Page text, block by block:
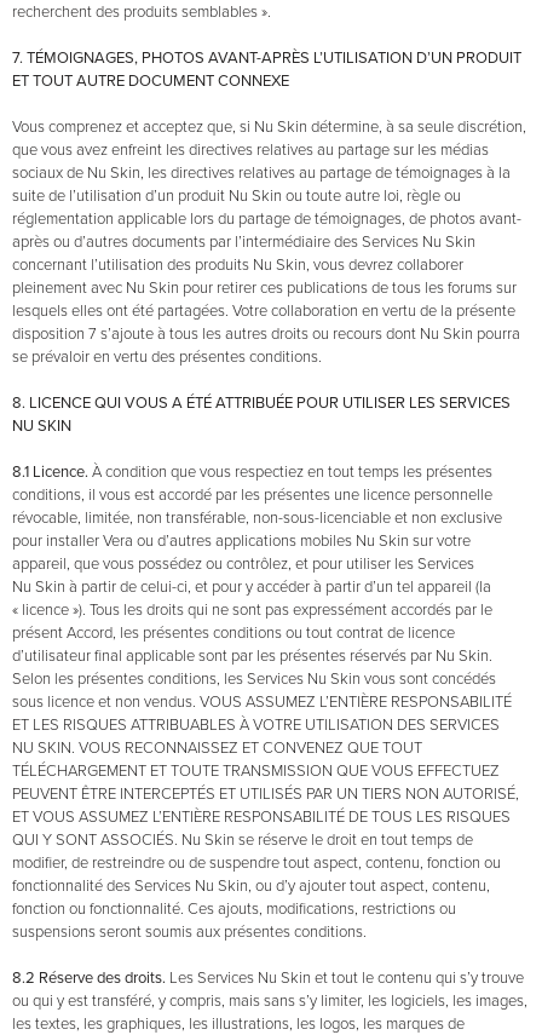
recherchent des produits semblables ».
7. TÉMOIGNAGES, PHOTOS AVANT-APRÈS L’UTILISATION D’UN PRODUIT
ET TOUT AUTRE DOCUMENT CONNEXE
Vous comprenez et acceptez que, si Nu Skin détermine, à sa seule discrétion,
que vous avez enfreint les directives relatives au partage sur les médias
sociaux de Nu Skin, les directives relatives au partage de témoignages à la
suite de l’utilisation d’un produit Nu Skin ou toute autre loi, règle ou
réglementation applicable lors du partage de témoignages, de photos avant-
après ou d’autres documents par l’intermédiaire des Services Nu Skin
concernant l’utilisation des produits Nu Skin, vous devrez collaborer
pleinement avec Nu Skin pour retirer ces publications de tous les forums sur
lesquels elles ont été partagées. Votre collaboration en vertu de la présente
disposition 7 s’ajoute à tous les autres droits ou recours dont Nu Skin pourra
se prévaloir en vertu des présentes conditions.
8. LICENCE QUI VOUS A ÉTÉ ATTRIBUÉE POUR UTILISER LES SERVICES
NU SKIN
8.1 Licence. À condition que vous respectiez en tout temps les présentes
conditions, il vous est accordé par les présentes une licence personnelle
révocable, limitée, non transférable, non-sous-licenciable et non exclusive
pour installer Vera ou d’autres applications mobiles Nu Skin sur votre
appareil, que vous possédez ou contrôlez, et pour utiliser les Services
Nu Skin à partir de celui-ci, et pour y accéder à partir d’un tel appareil (la
« licence »). Tous les droits qui ne sont pas expressément accordés par le
présent Accord, les présentes conditions ou tout contrat de licence
d’utilisateur final applicable sont par les présentes réservés par Nu Skin.
Selon les présentes conditions, les Services Nu Skin vous sont concédés
sous licence et non vendus. VOUS ASSUMEZ L’ENTIÈRE RESPONSABILITÉ
ET LES RISQUES ATTRIBUABLES À VOTRE UTILISATION DES SERVICES
NU SKIN. VOUS RECONNAISSEZ ET CONVENEZ QUE TOUT
TÉLÉCHARGEMENT ET TOUTE TRANSMISSION QUE VOUS EFFECTUEZ
PEUVENT ÊTRE INTERCEPTÉS ET UTILISÉS PAR UN TIERS NON AUTORISÉ,
ET VOUS ASSUMEZ L’ENTIÈRE RESPONSABILITÉ DE TOUS LES RISQUES
QUI Y SONT ASSOCIÉS. Nu Skin se réserve le droit en tout temps de
modifier, de restreindre ou de suspendre tout aspect, contenu, fonction ou
fonctionnalité des Services Nu Skin, ou d’y ajouter tout aspect, contenu,
fonction ou fonctionnalité. Ces ajouts, modifications, restrictions ou
suspensions seront soumis aux présentes conditions.
8.2 Réserve des droits. Les Services Nu Skin et tout le contenu qui s’y trouve
ou qui y est transféré, y compris, mais sans s’y limiter, les logiciels, les images,
les textes, les graphiques, les illustrations, les logos, les marques de